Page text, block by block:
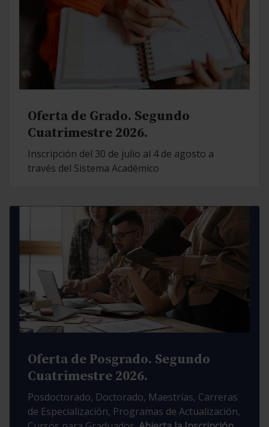
Oferta de Grado. Segundo
Cuatrimestre 2026.
Inscripción del 30 de julio al 4 de agosto a
través del Sistema Académico
Oferta de Posgrado. Segundo
Cuatrimestre 2026.
Posdoctorado, Doctorado, Maestrías, Carreras
de Especialización, Programas de Actualización,